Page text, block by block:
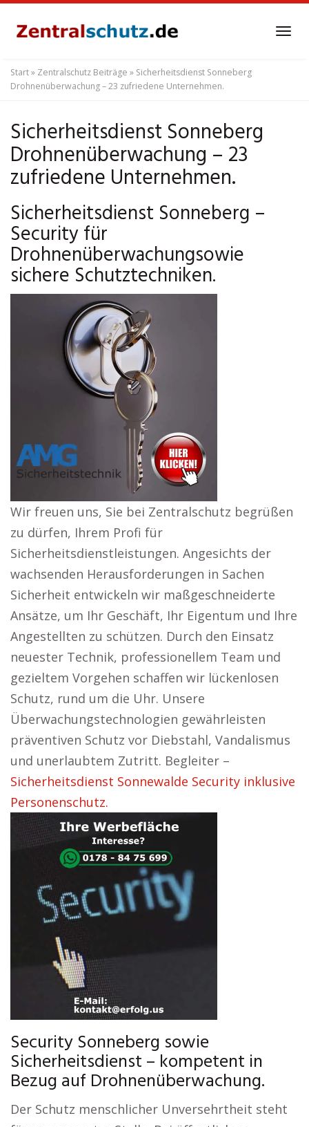
content
Start» Zentralschutz Beiträge » Sicherheitsdienst Sonneberg
Drohnenüberwachung – 23 zufriedene Unternehmen.
Sicherheitsdienst Sonneberg
Drohnenüberwachung – 23
zufriedene Unternehmen.
Sicherheitsdienst Sonneberg –
Security für
Drohnenüberwachungsowie
sichere Schutztechniken.
Wir freuen uns, Sie bei Zentralschutz begrüßen
zu dürfen, Ihrem Profi für
Sicherheitsdienstleistungen. Angesichts der
wachsenden Herausforderungen in Sachen
Sicherheit entwickeln wir maßgeschneiderte
Ansätze, um Ihr Geschäft, Ihr Eigentum und Ihre
Angestellten zu schützen. Durch den Einsatz
neuester Technik, professionellem Team und
gezieltem Vorgehen schaffen wir lückenlosen
Schutz, rund um die Uhr. Unsere
Überwachungstechnologien gewährleisten
präventiven Schutz vor Diebstahl, Vandalismus
und unerlaubtem Zutritt. Begleiter –
Sicherheitsdienst Sonnewalde Security inklusive
Personenschutz.
Security Sonneberg sowie
Sicherheitsdienst – kompetent in
Bezug auf Drohnenüberwachung.
Der Schutz menschlicher Unversehrtheit steht